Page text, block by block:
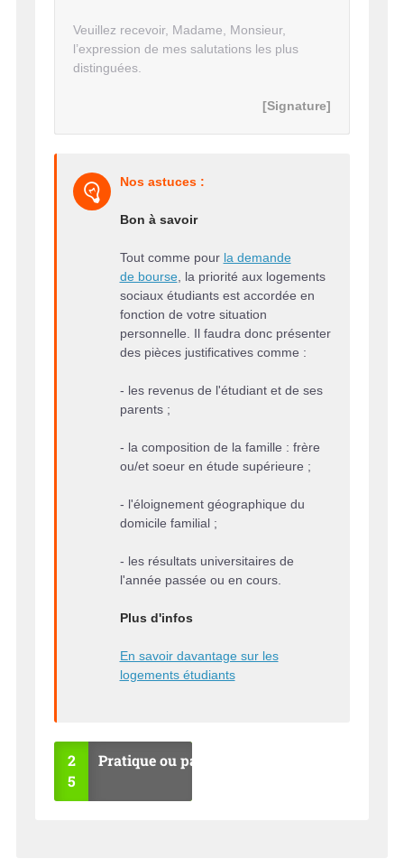
Veuillez recevoir, Madame, Monsieur,
l’expression de mes salutations les plus
distinguées.
[Signature]
Nos astuces :
Bon à savoir
Tout comme pour la demande
de bourse, la priorité aux logements
sociaux étudiants est accordée en
fonction de votre situation
personnelle. Il faudra donc présenter
des pièces justificatives comme :
- les revenus de l'étudiant et de ses
parents ;
- la composition de la famille : frère
ou/et soeur en étude supérieure ;
- l'éloignement géographique du
domicile familial ;
- les résultats universitaires de
l'année passée ou en cours.
Plus d'infos
En savoir davantage sur les
logements étudiants
2
5
Pratique ou pas ?